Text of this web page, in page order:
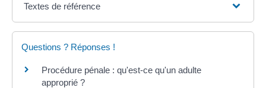
Textes de référence
Questions ? Réponses !
Procédure pénale : qu'est-ce qu'un adulte
approprié ?